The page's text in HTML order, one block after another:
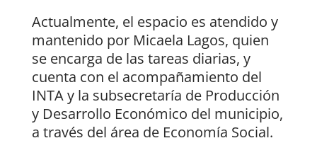
Actualmente, el espacio es atendido y
mantenido por Micaela Lagos, quien
se encarga de las tareas diarias, y
cuenta con el acompañamiento del
INTA y la subsecretaría de Producción
y Desarrollo Económico del municipio,
a través del área de Economía Social.